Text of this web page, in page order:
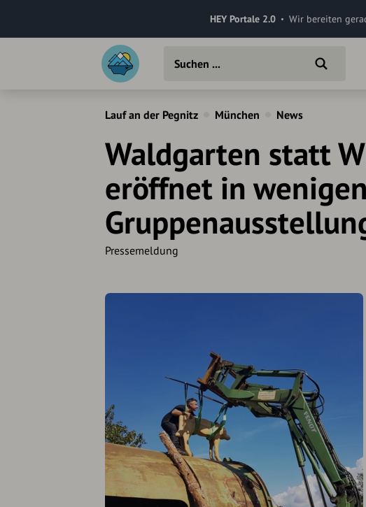
HEY Portale 2.0 Wir bereiten
Lauf an der Pegnitz München News
Waldgarten statt
eröffnet in
Pressemeldung